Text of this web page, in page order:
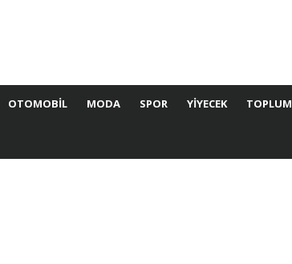
OTOMOBIL MODA SPOR YIYECEK TOPLUM